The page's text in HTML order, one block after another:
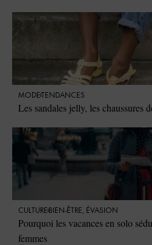
MODETENDANCES
Les sandales jelly, les chaussures
CULTURE BIEN-ÊTRE, ÉVASION
Pourquoi les vacances en solo
femmes